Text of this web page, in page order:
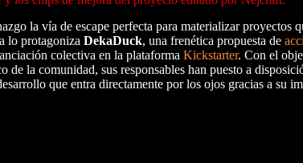
la vía de escape perfecta para materializar proyectos
lo protagoniza DekaDuck, una frenética propuesta de
colectiva en la plataforma Kickstarter. Con el
la comunidad, sus responsables han puesto a
que entra directamente por los ojos gracias a su